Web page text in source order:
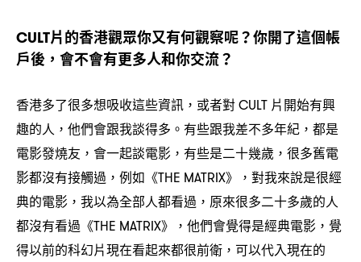
CULT片的香港觀眾你又有何觀察呢？你開了這個帳
戶後 ， 會不會有更多人和你交流？
香港多了很多想吸收這些資訊 ， 或者對CULT 片開始有興
趣的人 ， 他們會跟我談得多。有些跟我差不多年紀 ， 都是
電影發燒友 ， 會一起談電影 ， 有些是二十幾歲 ， 很多舊電
影都沒有接觸過 ， 例如《THE MATRIX》 ， 對我來說是很經
典的電影 ， 我以為全部人都看過 ， 原來很多二十多歲的人
都沒有看過《THE MATRIX》 ， 他們會覺得是經典電影 ， 覺
得以前的科幻片現在看起來都很前衛 ， 可以代入現在的